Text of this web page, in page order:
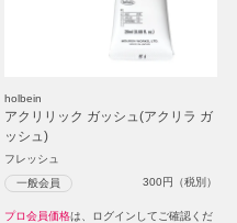
holbein
アクリリック ガッシュ(アクリラ ガ
ッシュ)
フレッシュ
一般会員 300円（税別）
プロ会員価格は、ログインしてご確認くだ